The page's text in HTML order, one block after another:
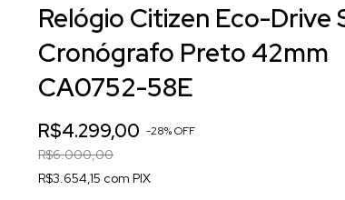
Relógio Citizen Eco-Drive
Cronógrafo Preto 42mm
CA0752-58E
R$4.299,00 -28%OFF
R$6.000,00
R$3.654,15 com PIX